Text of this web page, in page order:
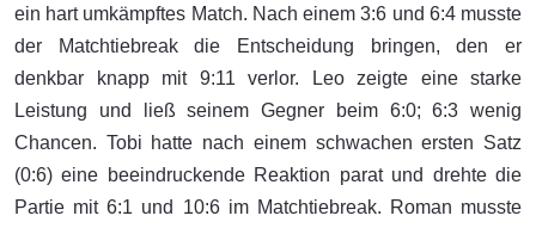
ein hart umkämpftes Match. Nach einem 3:6 und 6:4 musste
der Matchtiebreak die Entscheidung bringen, den er
denkbar knapp mit 9:11 verlor. Leo zeigte eine starke
Leistung und ließ seinem Gegner beim 6:0; 6:3 wenig
Chancen. Tobi hatte nach einem schwachen ersten Satz
(0:6) eine beeindruckende Reaktion parat und drehte die
Partie mit 6:1 und 10:6 im Matchtiebreak. Roman musste